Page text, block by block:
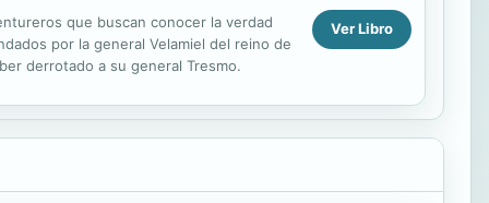
que buscan conocer la verdad
por la general Velamiel del reino de
derrotado a su general Tresmo.
Ver Libro